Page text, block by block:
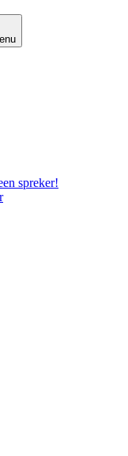
spreker!